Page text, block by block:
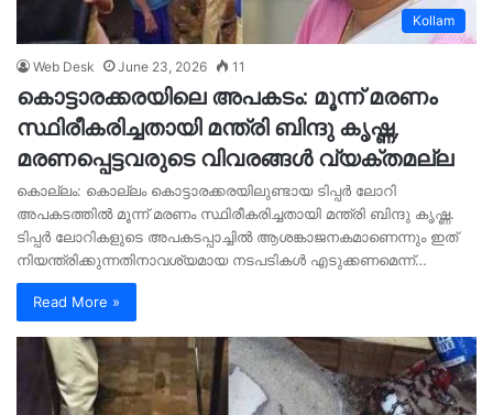
Kollam
Web Desk June 23, 2026 11
കൊട്ടാരക്കരയിലെ അപകടം: മൂന്ന് മരണം
സ്ഥിരീകരിച്ചതായി മന്ത്രി ബിന്ദു കൃഷ്ണ,
മരണപ്പെട്ടവരുടെ വിവരങ്ങൾ വ്യക്തമല്ല
കൊല്ലം: കൊല്ലം കൊട്ടാരക്കരയിലുണ്ടായ ടിപ്പർ ലോറി
അപകടത്തിൽ മൂന്ന് മരണം സ്ഥിരീകരിച്ചതായി മന്ത്രി ബിന്ദു കൃഷ്ണ.
ടിപ്പർ ലോറികളുടെ അപകടപ്പാച്ചിൽ ആശങ്കാജനകമാണെന്നും ഇത്
നിയന്ത്രിക്കുന്നതിനാവശ്യമായ നടപടികൾ എടുക്കണമെന്ന്…
Read More »